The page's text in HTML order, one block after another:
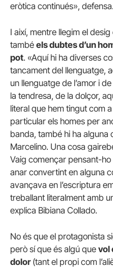
eròtica continués», defensa.
I així, mentre llegim el
també els dubtes d’un
pot. «Aquí hi ha diverses
tancament del llenguatge,
un llenguatge de l’amor i
la tendresa, de la dolçor,
literal que hem tingut com
particular els homes per
banda, també hi ha
Marcelino. Una cosa
Vaig començar pensant-
anar convertint en alguna
avançava en l’escriptura
treballant literalment amb
explica Bibiana Collado.
No és que el protagonista
però sí que és algú que vol
dolor(tant el propi com